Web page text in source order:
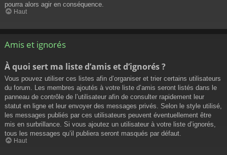
pourra alors agir en conséquence.
Haut
Amis et ignorés
À quoi sert ma liste d’amis et d’ignorés ?
Vous pouvez utiliser ces listes afin d’organiser et trier certains utilisateurs
du forum. Les membres ajoutés à votre liste d’amis seront listés dans le
panneau de contrôle de l’utilisateur afin de consulter rapidement leur
statut en ligne et leur envoyer des messages privés. Selon le style utilisé,
les messages publiés par ces utilisateurs peuvent éventuellement être
mis en surbrillance. Si vous ajoutez un utilisateur à votre liste d’ignorés,
tous les messages qu’il publiera seront masqués par défaut.
Haut